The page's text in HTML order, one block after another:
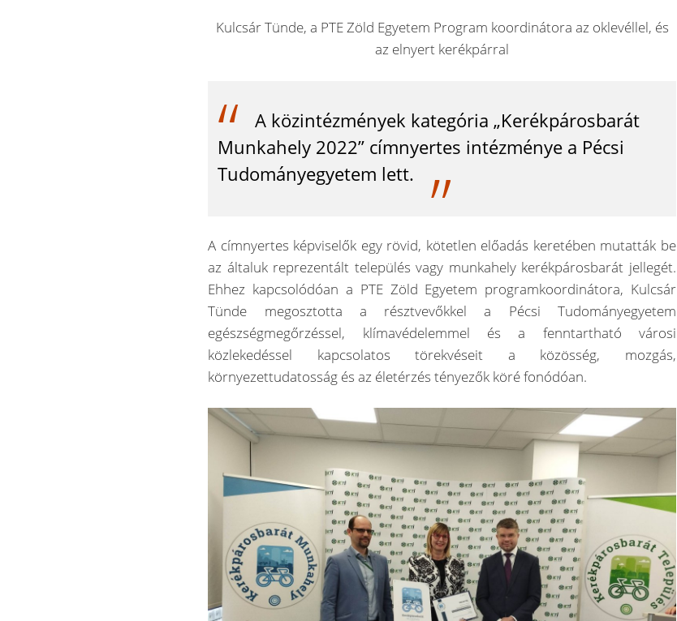
Kulcsár Tünde, a PTE Zöld Egyetem Program koordinátora az oklevéllel, és
az elnyert kerékpárral
A közintézmények kategória „Kerékpárosbarát
Munkahely 2022” címnyertes intézménye a Pécsi
Tudományegyetem lett.
A címnyertes képviselők egy rövid, kötetlen előadás keretében mutatták be
az általuk reprezentált település vagy munkahely kerékpárosbarát jellegét.
Ehhez kapcsolódóan a PTE Zöld Egyetem programkoordinátora, Kulcsár
Tünde megosztotta a résztvevőkkel a Pécsi Tudományegyetem
egészségmegőrzéssel, klímavédelemmel és a fenntartható városi
közlekedéssel kapcsolatos törekvéseit a közösség, mozgás,
környezettudatosság és az életérzés tényezők köré fonódóan.